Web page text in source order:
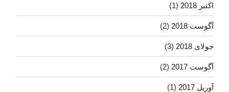
اکتبر 2018 (1)
آگوست 2018 (2)
جولای 2018 (3)
آگوست 2017 (2)
آوریل 2017 (1)